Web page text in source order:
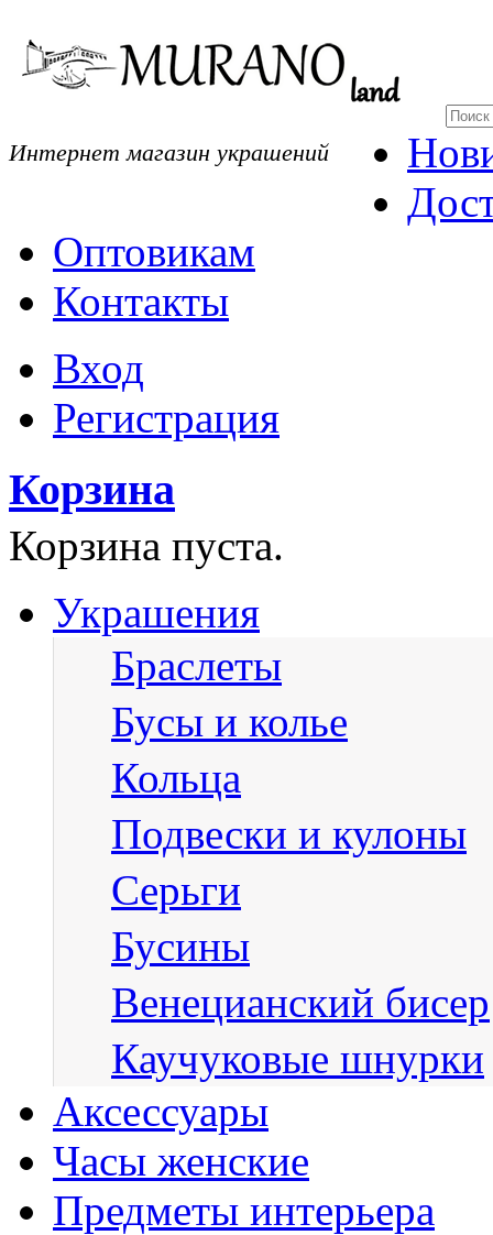
Интернет магазин украшений
Оптовикам
Контакты
Вход
Регистрация
Корзина
Корзина пуста.
Украшения
Браслеты
Бусы и колье
Кольца
Подвески и кулоны
Серьги
Бусины
Венецианский бисер
Каучуковые шнурки
Аксессуары
Часы женские
Предметы интерьера